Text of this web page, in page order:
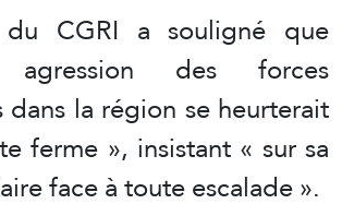
CGRI a souligné que
des forces
dans la région se heurterait
ferme », insistant « sur sa
face à toute escalade ».